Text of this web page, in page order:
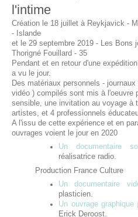
l'intime
Création le 18 juillet à Reykjavick -
- Islande
et le 29 septembre 2019 - Les Bons
Thorigné Fouillard - 35
Pendant et en retour d'une
a vu le jour.
Des matériaux personnels -
vidéo ) compilés sont mis à l'oeuvre
sensible, une invitation au voyage à
artistes, et 4 professionnels
A l'issu de cette expérience et en
ouvrages voient le jour en 2020
Un documentaire
réalisatrice radio.
Production France Culture
Un documentaire
plasticien.
Un ouvrage graphique
Erick Deroost.